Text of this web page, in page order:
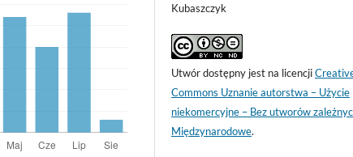
Kubaszczyk
Utwór dostępny jest na licencji
Commons Uznanie autorstwa – Użycie
niekomercyjne – Bez utworów
Międzynarodowe.